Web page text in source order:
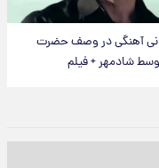
آهنگی در وصف حضرت
شادمهر + فیلم